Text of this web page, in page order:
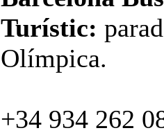
Turístic:
Olímpica.
+34 934 262